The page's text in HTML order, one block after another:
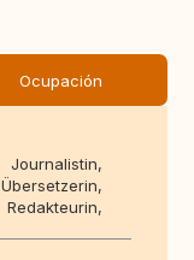
Ocupación
Journalistin,
Übersetzerin,
Redakteurin,